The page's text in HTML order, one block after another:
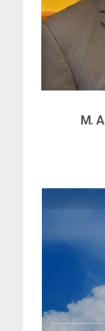
M.